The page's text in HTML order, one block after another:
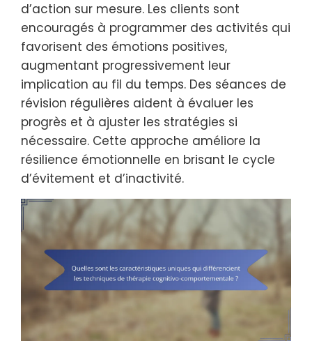
d’action sur mesure. Les clients sont
encouragés à programmer des activités qui
favorisent des émotions positives,
augmentant progressivement leur
implication au fil du temps. Des séances de
révision régulières aident à évaluer les
progrès et à ajuster les stratégies si
nécessaire. Cette approche améliore la
résilience émotionnelle en brisant le cycle
d’évitement et d’inactivité.